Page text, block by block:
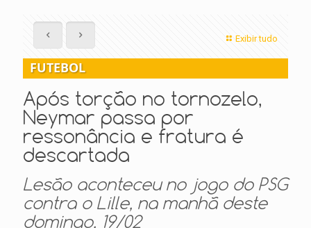
Exibir tudo
FUTEBOL
Após torção no tornozelo,
Neymar passa por
ressonância e fratura é
descartada
Lesão aconteceu no jogo do PSG
contra o Lille, na manhã deste
domingo, 19/02